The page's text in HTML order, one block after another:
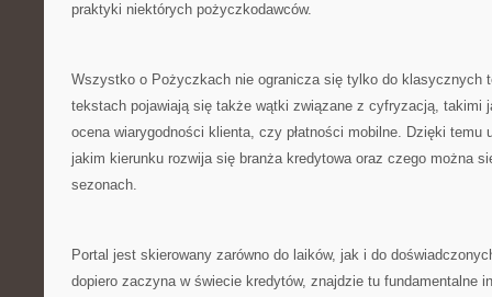
praktyki niektórych pożyczkodawców.
Wszystko o Pożyczkach nie ogranicza się tylko do klasycznych
tekstach pojawiają się także wątki związane z cyfryzacją, takimi
ocena wiarygodności klienta, czy płatności mobilne. Dzięki temu
jakim kierunku rozwija się branża kredytowa oraz czego można
sezonach.
Portal jest skierowany zarówno do laików, jak i do
dopiero zaczyna w świecie kredytów, znajdzie tu fundamentalne